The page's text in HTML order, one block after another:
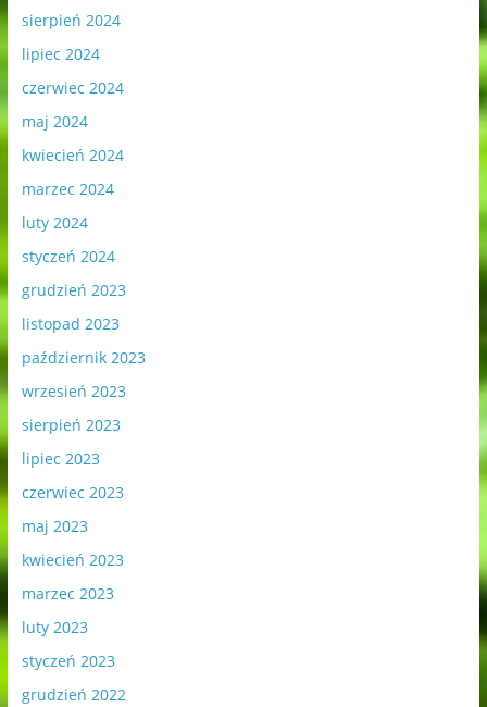
sierpień 2024
lipiec 2024
czerwiec 2024
maj 2024
kwiecień 2024
marzec 2024
luty 2024
styczeń 2024
grudzień 2023
listopad 2023
październik 2023
wrzesień 2023
sierpień 2023
lipiec 2023
czerwiec 2023
maj 2023
kwiecień 2023
marzec 2023
luty 2023
styczeń 2023
grudzień 2022